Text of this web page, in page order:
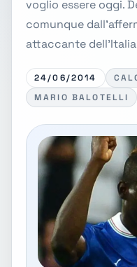
voglio essere oggi.
comunque
attaccante dell'Italia
24/06/2014
MARIO BALOTELLI